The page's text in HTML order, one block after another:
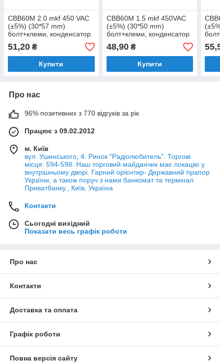
CBB60M 2.0 mkf 450 VAC
(±5%) (30*57 mm)
болт+клеми, конденсатор
51,20 ₴
Купити
CBB60M 1.5 mkf 450VAC
(±5%) (30*50 mm)
болт+клеми, конденсатор
48,90₴
Купити
Про нас
96% позитивних з 770 відгуків за рік
Працює з 09.02.2012
м. Київ
вул. Ушинського, 4. Ринок "Радіолюбитель". Торгові
місця: 594-598. Наш торговий майданчик має локацію у
внутрішньому дворі. Гарний орієнтир- Державний прапор
України, а також поруч з нами банкомат та термінал
Приватбанку., Київ, Україна
Контакти
Сьогодні вихідний
Показати весь графік роботи
Про нас
Контакти
Доставка та оплата
Графік роботи
Повна версія сайту